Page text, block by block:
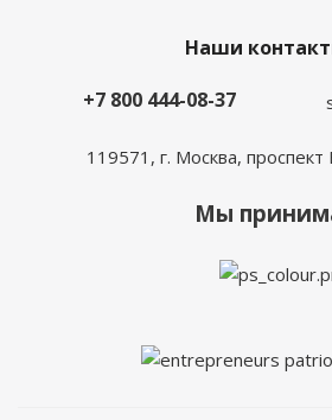
Наши
+7 800 444-08-37
119571, г. Москва,
Мы